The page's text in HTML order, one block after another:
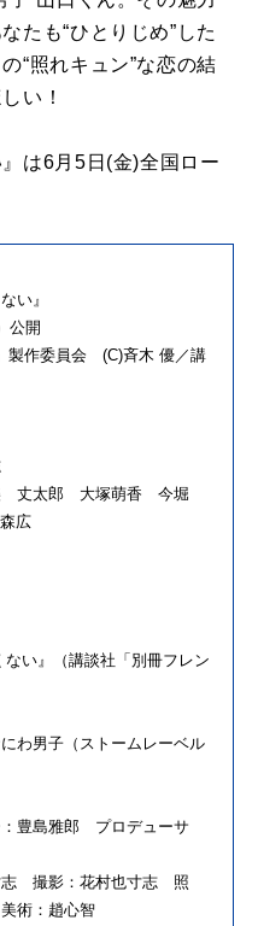
たも“ひとりじめ”した
“照れキュン”な恋の結
い！
は6月5日(金)全国ロー
い』
5日（金）公開
製作委員会 (C)斉木 優／講
丈太郎 大塚萌香 今堀
広
い』（講談社「別冊フレン
わ男子（ストームレーベル
：豊島雅郎 プロデューサ
志 撮影：花村也寸志 照
術：趙心智